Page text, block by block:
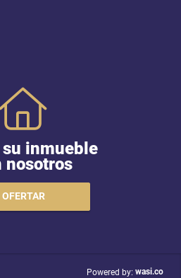
inmueble
nosotros
OFERTAR
Powered by: wasi.co